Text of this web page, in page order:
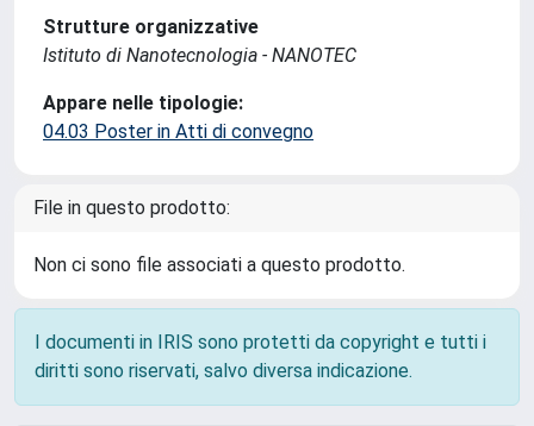
Strutture organizzative
Istituto di Nanotecnologia - NANOTEC
Appare nelle tipologie:
04.03 Poster in Atti di convegno
File in questo prodotto:
Non ci sono file associati a questo prodotto.
I documenti in IRIS sono protetti da copyright e tutti i
diritti sono riservati, salvo diversa indicazione.